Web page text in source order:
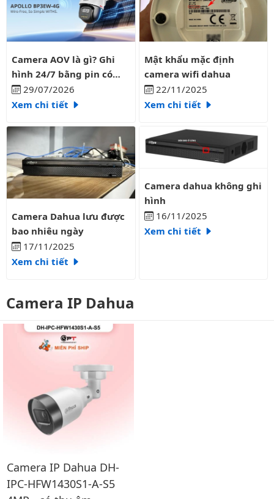
Camera AOV là gì? Ghi hình 24/7 bằng pin có liên tục?
Camera AOV là gì? Ghi
hình 24/7 bằng pin có
liên tục?
29/07/2026
Xem chi tiết
Mật khẩu mặc định camera
Mật khẩu mặc định
camera wifi dahua
22/11/2025
Xem chi tiết
Camera Dahua lưu được bao nhiêu ngày
Camera Dahua lưu được
bao nhiêu ngày
17/11/2025
Xem chi tiết
Camera dahua không ghi hình
Camera dahua không ghi
hình
16/11/2025
Xem chi tiết
Camera IP Dahua
Camera IP Dahua DH-
IPC-HFW1430S1-A-S5